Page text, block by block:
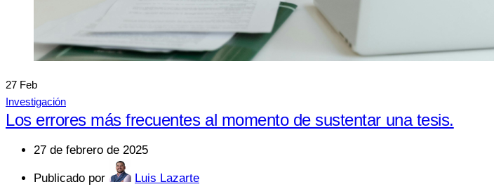
27 Feb
Investigación
Los errores más frecuentes al momento de sustentar una tesis.
27 de febrero de 2025
Publicado por Luis Lazarte